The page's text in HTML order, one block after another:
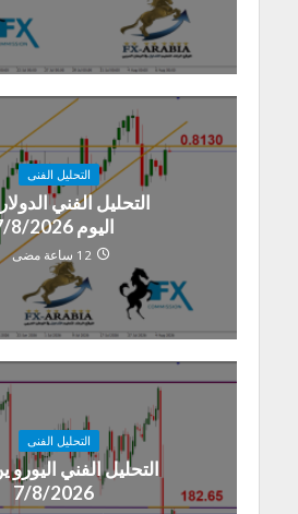
التحليل الفنى
التحليل الفني
اليوم 7/8/2026
12 ساعة مضى
التحليل الفنى
التحليل الفني اليورو
7/8/2026